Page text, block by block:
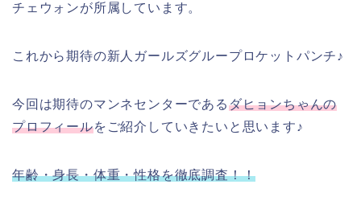
チェウォンが所属しています。
これから期待の新人ガールズグループロケットパンチ♪
今回は期待のマンネセンターであるダヒョンちゃんの
プロフィールをご紹介していきたいと思います♪
年齢・身長・体重・性格を徹底調査！！